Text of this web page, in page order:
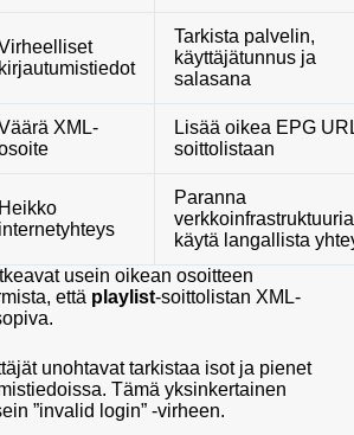
kirjautumistiedot
Tarkista palvelin,
käyttäjätunnus ja
salasana
XML-
Lisää oikea EPG
soittolistaan
Heikko
internetyhteys
Paranna
käytä langallista
usein oikean osoitteen
että playlist-soittolistan XML-
unohtavat tarkistaa isot ja pienet
Tämä yksinkertainen
”invalid login” -virheen.